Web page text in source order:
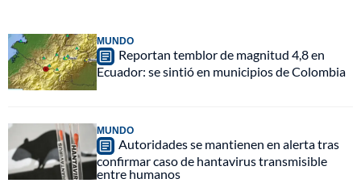
MUNDO
Reportan temblor de magnitud 4,8 en
Ecuador: se sintió en municipios de Colombia
MUNDO
Autoridades se mantienen en alerta tras
confirmar caso de hantavirus transmisible
entre humanos